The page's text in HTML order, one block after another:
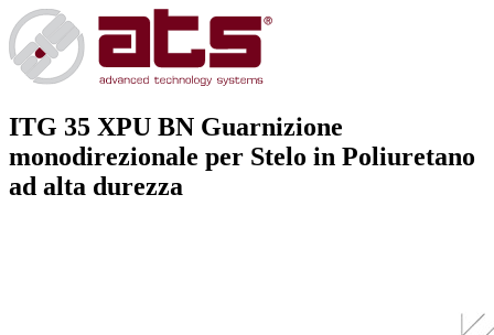
ITG 35 XPU BN Guarnizione
monodirezionale per Stelo in Poliuretano
ad alta durezza